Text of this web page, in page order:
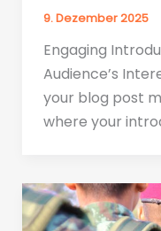
9. Dezember 2025
Engaging
Audience’s
your blog post
where your